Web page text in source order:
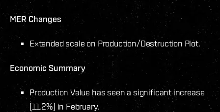
MER Changes
Extended scale on Production/Destruction Plot.
Economic Summary
Production Value has seen a significant increase
(11.2%) in February.